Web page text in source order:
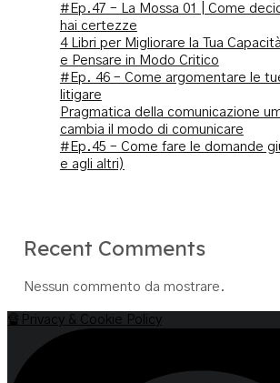
#Ep.47 – La Mossa 01 | Come
hai certezze
4 Libri per Migliorare la Tua
e Pensare in Modo Critico
#Ep. 46 – Come argomentare le
litigare
Pragmatica della comunicazione
cambia il modo di comunicare
#Ep.45 – Come fare le domande
e agli altri)
Recent Comments
Nessun commento da mostrare.
🔏Privacy & Cookie Policy